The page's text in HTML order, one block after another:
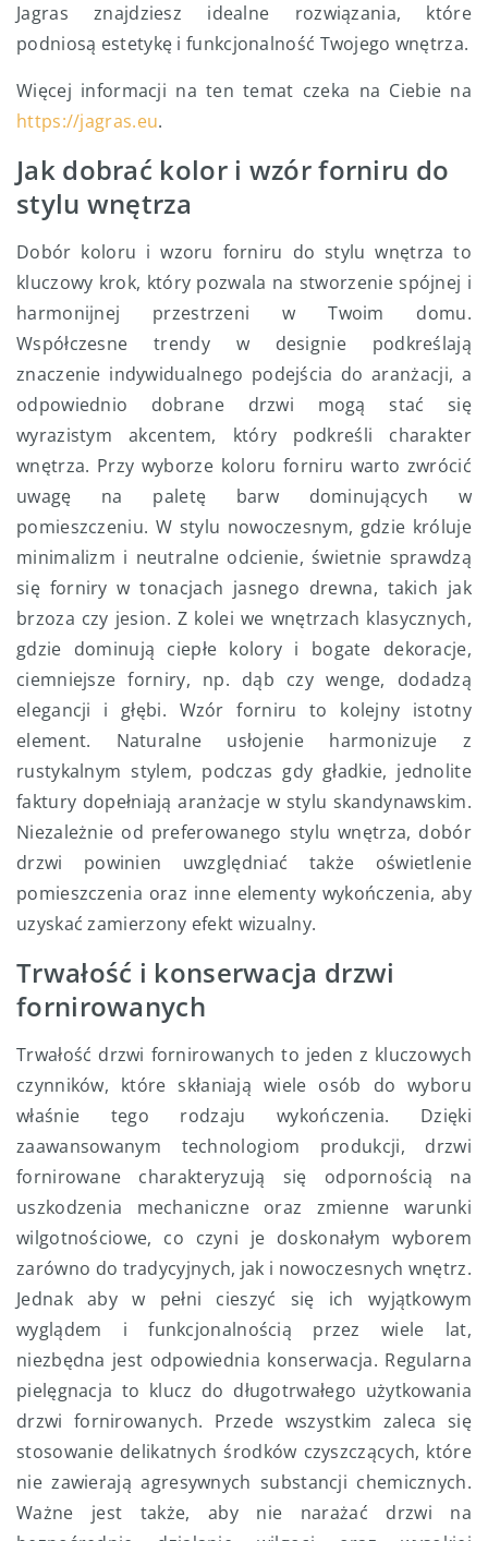
Jagras znajdziesz idealne rozwiązania, które
podniosą estetykę i funkcjonalność Twojego wnętrza.
Więcej informacji na ten temat czeka na Ciebie na
https://jagras.eu.
Jak dobrać kolor i wzór forniru do
stylu wnętrza
Dobór koloru i wzoru forniru do stylu wnętrza to
kluczowy krok, który pozwala na stworzenie spójnej i
harmonijnej przestrzeni w Twoim domu.
Współczesne trendy w designie podkreślają
znaczenie indywidualnego podejścia do aranżacji, a
odpowiednio dobrane drzwi mogą stać się
wyrazistym akcentem, który podkreśli charakter
wnętrza. Przy wyborze koloru forniru warto zwrócić
uwagę na paletę barw dominujących w
pomieszczeniu. W stylu nowoczesnym, gdzie króluje
minimalizm i neutralne odcienie, świetnie sprawdzą
się forniry w tonacjach jasnego drewna, takich jak
brzoza czy jesion. Z kolei we wnętrzach klasycznych,
gdzie dominują ciepłe kolory i bogate dekoracje,
ciemniejsze forniry, np. dąb czy wenge, dodadzą
elegancji i głębi. Wzór forniru to kolejny istotny
element. Naturalne usłojenie harmonizuje z
rustykalnym stylem, podczas gdy gładkie, jednolite
faktury dopełniają aranżacje w stylu skandynawskim.
Niezależnie od preferowanego stylu wnętrza, dobór
drzwi powinien uwzględniać także oświetlenie
pomieszczenia oraz inne elementy wykończenia, aby
uzyskać zamierzony efekt wizualny.
Trwałość i konserwacja drzwi
fornirowanych
Trwałość drzwi fornirowanych to jeden z kluczowych
czynników, które skłaniają wiele osób do wyboru
właśnie tego rodzaju wykończenia. Dzięki
zaawansowanym technologiom produkcji, drzwi
fornirowane charakteryzują się odpornością na
uszkodzenia mechaniczne oraz zmienne warunki
wilgotnościowe, co czyni je doskonałym wyborem
zarówno do tradycyjnych, jak i nowoczesnych wnętrz.
Jednak aby w pełni cieszyć się ich wyjątkowym
wyglądem i funkcjonalnością przez wiele lat,
niezbędna jest odpowiednia konserwacja. Regularna
pielęgnacja to klucz do długotrwałego użytkowania
drzwi fornirowanych. Przede wszystkim zaleca się
stosowanie delikatnych środków czyszczących, które
nie zawierają agresywnych substancji chemicznych.
Ważne jest także, aby nie narażać drzwi na